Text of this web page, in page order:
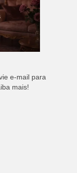
e-mail para
mais!